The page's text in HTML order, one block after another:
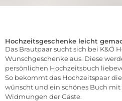
Hochzeitsgeschenke leicht
Das Brautpaar sucht sich bei K&Ö
Wunschgeschenke aus. Diese
persönlichen Hochzeitsbuch
So bekommt das Hochzeitspaar
wünscht und ein schönes Buch
Widmungen der Gäste.